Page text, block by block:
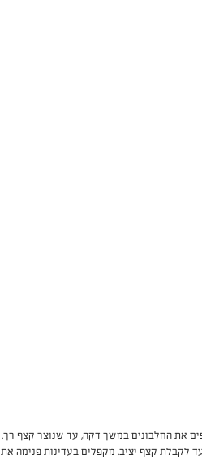
מעלות. מקציפים את החלבונים במשך דקה, עד שנוצר קצף רך.
לקבלת קצף יציב. מקפלים בעדינות פנימה את